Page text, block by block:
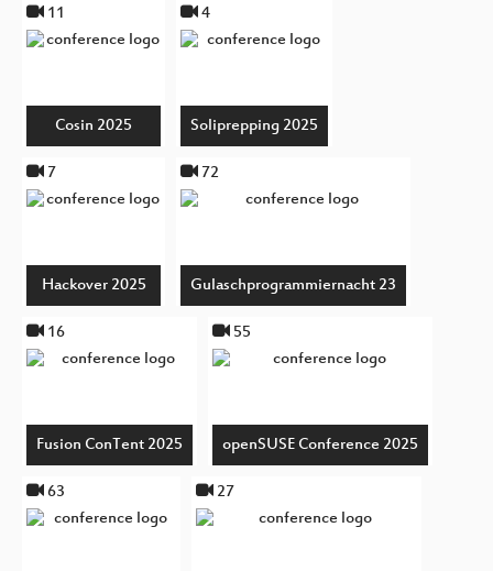
11
Cosin 2025
4
Soliprepping 2025
7
Hackover 2025
72
Gulaschprogrammiernacht 23
16
Fusion ConTent 2025
55
openSUSE Conference 2025
63 27